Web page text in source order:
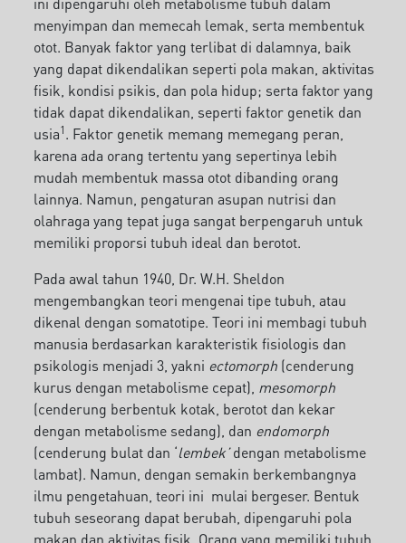
menyimpan dan memecah lemak, serta membentuk
otot. Banyak faktor yang terlibat di dalamnya, baik
yang dapat dikendalikan seperti pola makan, aktivitas
fisik, kondisi psikis, dan pola hidup; serta faktor yang
tidak dapat dikendalikan, seperti faktor genetik dan
usia1 . Faktor genetik memang memegang peran,
karena ada orang tertentu yang sepertinya lebih
mudah membentuk massa otot dibanding orang
lainnya. Namun, pengaturan asupan nutrisi dan
olahraga yang tepat juga sangat berpengaruh untuk
memiliki proporsi tubuh ideal dan berotot.
Pada awal tahun 1940, Dr. W.H. Sheldon
mengembangkan teori mengenai tipe tubuh, atau
dikenal dengan somatotipe. Teori ini membagi tubuh
manusia berdasarkan karakteristik fisiologis dan
psikologis menjadi 3, yakni ectomorph (cenderung
kurus dengan metabolisme cepat), mesomorph
(cenderung berbentuk kotak, berotot dan kekar
dengan metabolisme sedang), dan endomorph
(cenderung bulat dan ‘lembek’dengan metabolisme
lambat). Namun, dengan semakin berkembangnya
ilmu pengetahuan, teori ini mulai bergeser. Bentuk
tubuh seseorang dapat berubah, dipengaruhi pola
makan dan aktivitas fisik. Orang yang memiliki tubuh